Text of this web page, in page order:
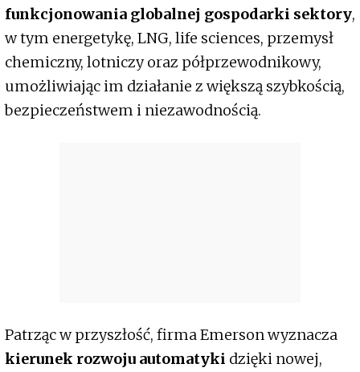
funkcjonowania globalnej gospodarki sektory,
w tym energetykę, LNG, life sciences, przemysł
chemiczny, lotniczy oraz półprzewodnikowy,
umożliwiając im działanie z większą szybkością,
bezpieczeństwem i niezawodnością.
Patrząc w przyszłość, firma Emerson wyznacza
kierunek rozwoju automatyki dzięki nowej,